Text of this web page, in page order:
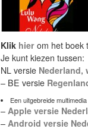
Klik hierom het boek
Je kunt kiezen tussen:
NL versie Nederland,
– BE versie
Een uitgebreide
– Apple versie
– Android versie